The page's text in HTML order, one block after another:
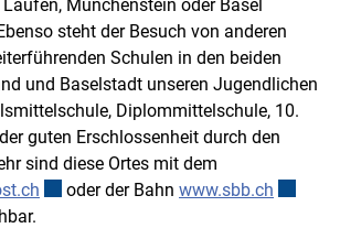
Münchenstein oder Basel
steht der Besuch von anderen
Schulen in den beiden
und Baselstadt unseren Jugendlichen
Diplommittelschule, 10.
guten Erschlossenheit durch den
sind diese Ortes mit dem
Externer Link wird in einem neuen
oder der Bahn www.sbb.ch